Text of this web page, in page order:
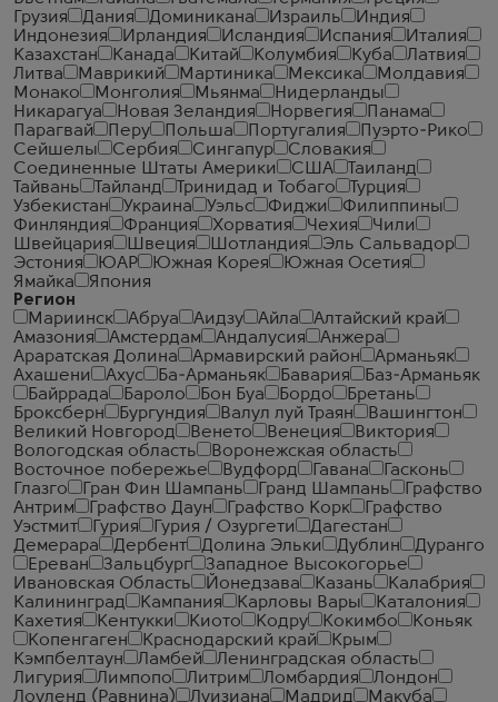
Грузия
Дания Доминикана Израиль
Индия
Индонезия
Ирландия Исландия Испания
Италия
Казахстан
Канада Китай Колумбия Куба
Латвия
Литва
Маврикий Мартиника Мексика
Молдавия
Монако
Монголия Мьянма
Нидерланды
Никарагуа
Новая Зеландия Норвегия
Панама
Парагвай
Перу Польша Португалия
Пуэрто-Рико
Сейшелы
Сербия Сингапур
Словакия
Соединенные Штаты Америки
США
Таиланд
Тайвань
Тайланд Тринидад и Тобаго
Турция
Узбекистан
Украина Уэльс Фиджи
Филиппины
Финляндия
Франция Хорватия Чехия
Чили
Швейцария
Швеция Шотландия
Эль Сальвадор
Эстония
ЮАР Южная Корея
Южная Осетия
Ямайка
Япония
Регион
Мариинск
Абруа Аидзу Айла
Алтайский край
Амазония
Амстердам Андалусия
Анжера
Араратская Долина
Армавирский район
Арманьяк
Ахашени
Ахус Ба-Арманьяк Бавария
Баз-Арманьяк
Байррада
Бароло Бон Буа Бордо
Бретань
Броксберн
Бургундия Валул луй Траян
Вашингтон
Великий Новгород
Венето Венеция
Виктория
Вологодская область
Воронежская область
Восточное побережье
Вудфорд Гавана
Гасконь
Глазго
Гран Фин Шампань Гранд Шампань
Графство
Антрим
Графство Даун Графство Корк
Графство
Уэстмит
Гурия Гурия / Озургети
Дагестан
Демерара
Дербент Долина Эльки Дублин
Дуранго
Ереван
Зальцбург
Западное Высокогорье
Ивановская Область
Йонедзава Казань
Калабрия
Калининград
Кампания Карловы Вары
Каталония
Кахетия
Кентукки Киото Кодру Кокимбо
Коньяк
Копенгаген
Краснодарский край
Крым
Кэмпбелтаун
Ламбей
Ленинградская область
Лигурия
Лимпопо Литрим Ломбардия
Лондон
Лоуленд (Равнина)
Луизиана Мадрид Макуба